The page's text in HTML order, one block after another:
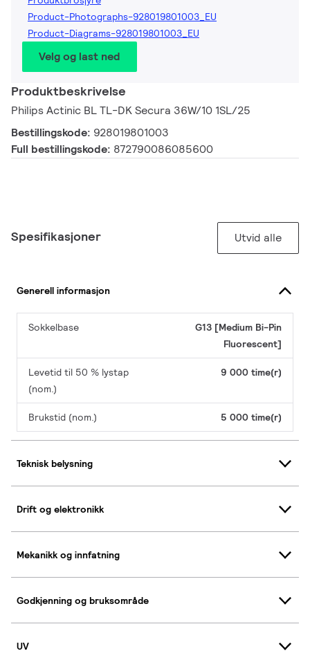
Product-Photographs-928019801003_EU
Product-Diagrams-928019801003_EU
Velg og last ned
Produktbeskrivelse
Philips Actinic BL TL-DK Secura 36W/10 1SL/25
Bestillingskode: 928019801003
Full bestillingskode: 872790086085600
Spesifikasjoner Utvid alle
Generell informasjon
Sokkelbase
G13 [Medium Bi-Pin
Fluorescent]
Levetid til 50 % lystap
(nom.)
9 000 time(r)
Brukstid (nom.) 5 000 time(r)
Teknisk belysning
Drift og elektronikk
Mekanikk og innfatning
Godkjenning og bruksområde
UV